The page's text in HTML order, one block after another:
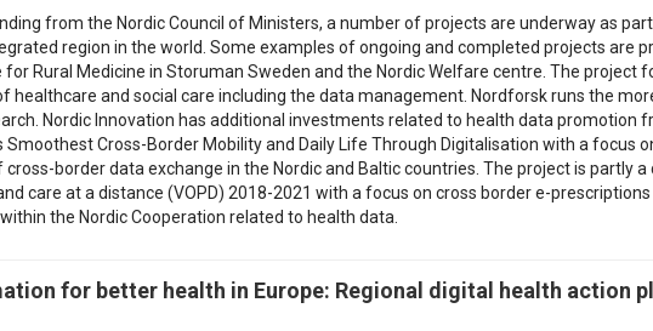
from the Nordic Council of Ministers, a number of projects are underway as
region in the world. Some examples of ongoing and completed projects are
Rural Medicine in Storuman Sweden and the Nordic Welfare centre. The project
and social care including the data management. Nordforsk runs the
Nordic Innovation has additional investments related to health data promotion
Cross-Border Mobility and Daily Life Through Digitalisation with a focus
border data exchange in the Nordic and Baltic countries. The project is partly
care at a distance (VOPD) 2018-2021 with a focus on cross border e-
the Nordic Cooperation related to health data.
for better health in Europe: Regional digital health action